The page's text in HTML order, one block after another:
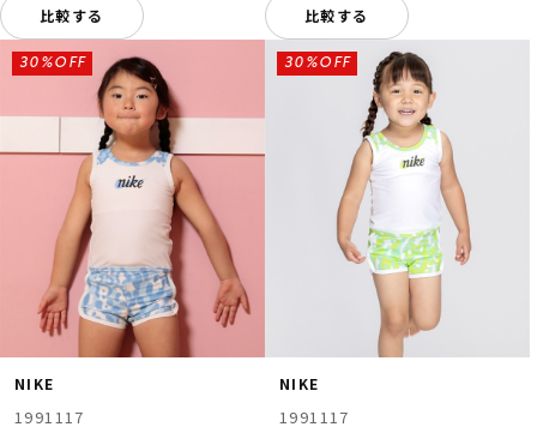
比較する 比較する
NIKE
1991117
30%OFF
NIKE
1991117
30%OFF